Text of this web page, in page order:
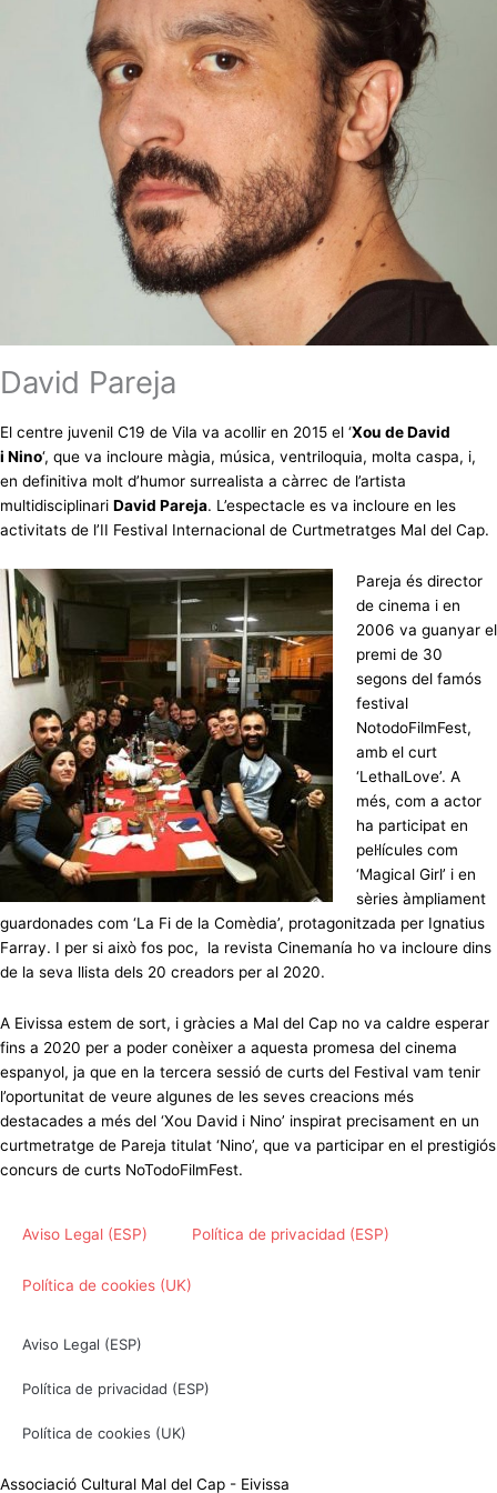
David Pareja
El centre juvenil C19 de Vila va acollir en 2015 el ‘Xou de David
i Nino‘, que va incloure màgia, música, ventriloquia, molta caspa, i,
en definitiva molt d’humor surrealista a càrrec de l’artista
multidisciplinari David Pareja. L’espectacle es va incloure en les
activitats de l’II Festival Internacional de Curtmetratges Mal del Cap.
Pareja és director
de cinema i en
2006 va guanyar el
premi de 30
segons del famós
festival
NotodoFilmFest,
amb el curt
‘LethalLove’. A
més, com a actor
ha participat en
pel·lícules com
‘Magical Girl’ i en
sèries àmpliament
guardonades com ‘La Fi de la Comèdia’, protagonitzada per Ignatius
Farray. I per si això fos poc, la revista Cinemanía ho va incloure dins
de la seva llista dels 20 creadors per al 2020.
A Eivissa estem de sort, i gràcies a Mal del Cap no va caldre esperar
fins a 2020 per a poder conèixer a aquesta promesa del cinema
espanyol, ja que en la tercera sessió de curts del Festival vam tenir
l’oportunitat de veure algunes de les seves creacions més
destacades a més del ‘Xou David i Nino’ inspirat precisament en un
curtmetratge de Pareja titulat ‘Nino’, que va participar en el prestigiós
concurs de curts NoTodoFilmFest.
Aviso Legal (ESP) Política de privacidad (ESP)
Política de cookies (UK)
Aviso Legal (ESP)
Política de privacidad (ESP)
Política de cookies (UK)
Associació Cultural Mal del Cap - Eivissa